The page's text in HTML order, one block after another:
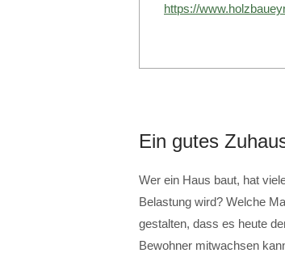
https://
Ein gutes
Wer ein Haus baut, hat
Belastung wird? Welche
gestalten, dass es heute
Bewohner mitwachsen